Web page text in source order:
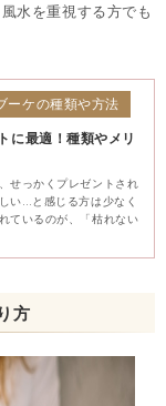
水を重視する方でも
ーケの種類や方法
に最適！種類やメリ
せっかくプレゼントされ
い…と感じる方は少なく
ているのが、「枯れない
方